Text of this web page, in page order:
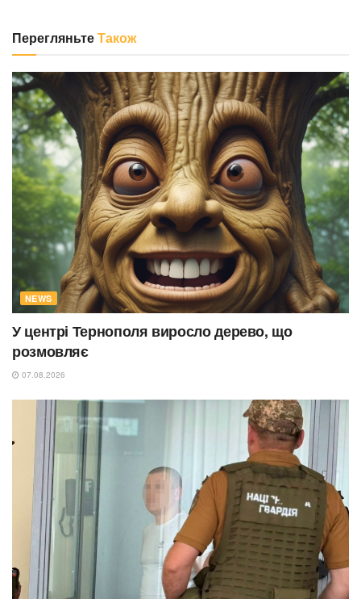
ПерегляньтеТакож
NEWS
У центрі Тернополя виросло дерево, що
розмовляє
07.08.2026